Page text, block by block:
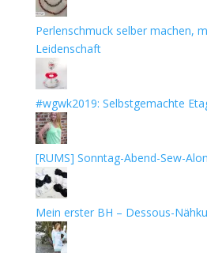
Perlenschmuck selber machen,
Leidenschaft
#wgwk2019: Selbstgemachte
[RUMS] Sonntag-Abend-Sew-
Mein erster BH – Dessous-